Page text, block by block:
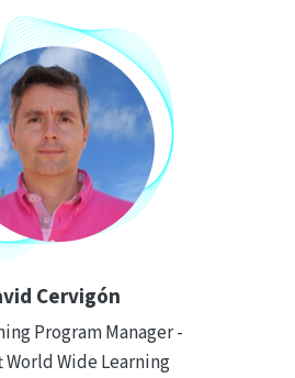
Cervigón
Program Manager -
World Wide Learning